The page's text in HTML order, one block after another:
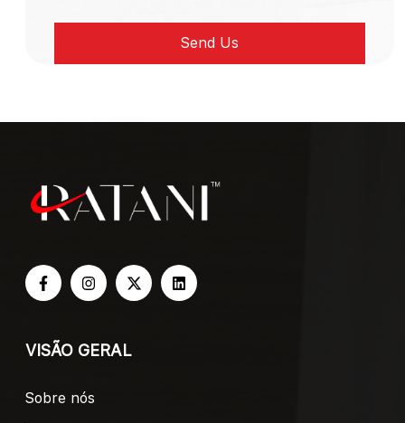
VISÃO GERAL
Sobre nós